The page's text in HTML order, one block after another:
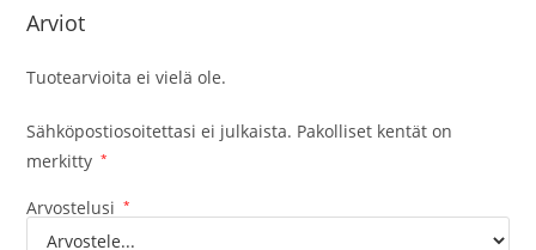
Arviot
Tuotearvioita ei vielä ole.
Sähköpostiosoitettasi ei julkaista. Pakolliset kentät on
merkitty *
Arvostelusi *